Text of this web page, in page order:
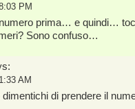
PM
numero prima… e quindi…
Sono confuso…
AM
dimentichi di prendere il